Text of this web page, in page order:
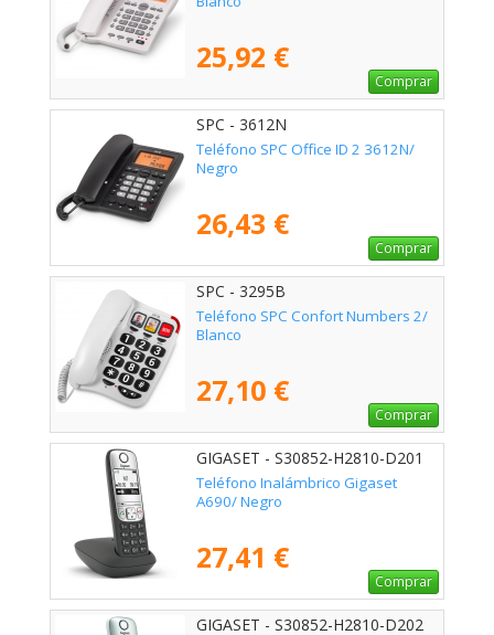
25,92 €
Comprar
SPC - 3612N
Teléfono SPC Office ID 2 3612N/
Negro
26,43 €
Comprar
SPC - 3295B
Teléfono SPC Confort Numbers 2/
Blanco
27,10 €
Comprar
GIGASET - S30852-H2810-D201
Teléfono Inalámbrico Gigaset
A690/ Negro
27,41 €
Comprar
GIGASET - S30852-H2810-D202